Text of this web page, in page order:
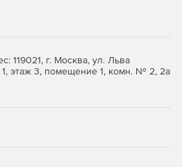
их в соответствующую
автоматически
структура, а структура в свою
картой. Задачи
119021, г. Москва, ул. Льва
1, этаж 3, помещение 1, комн. № 2, 2а